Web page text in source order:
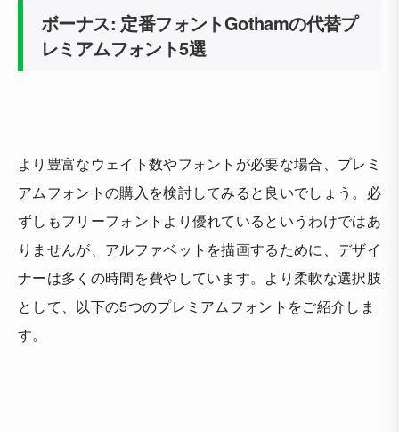
ボーナス: 定番フォントGothamの代替プ
レミアムフォント5選
より豊富なウェイト数やフォントが必要な場合、プレミ
アムフォントの購入を検討してみると良いでしょう。必
ずしもフリーフォントより優れているというわけではあ
りませんが、アルファベットを描画するために、デザイ
ナーは多くの時間を費やしています。より柔軟な選択肢
として、以下の5つのプレミアムフォントをご紹介しま
す。